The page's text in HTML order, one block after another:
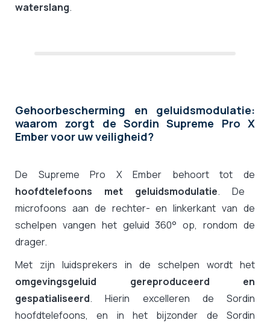
waterslang.
Gehoorbescherming en geluidsmodulatie:
waarom zorgt de Sordin Supreme Pro X
Ember voor uw veiligheid?
De Supreme Pro X Ember behoort tot de
hoofdtelefoons met geluidsmodulatie. De
microfoons aan de rechter- en linkerkant van de
schelpen vangen het geluid 360° op, rondom de
drager.
Met zijn luidsprekers in de schelpen wordt het
omgevingsgeluid gereproduceerd en
gespatialiseerd. Hierin excelleren de Sordin
hoofdtelefoons, en in het bijzonder de Sordin